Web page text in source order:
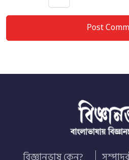
বিজ্ঞানভাষ কেন?